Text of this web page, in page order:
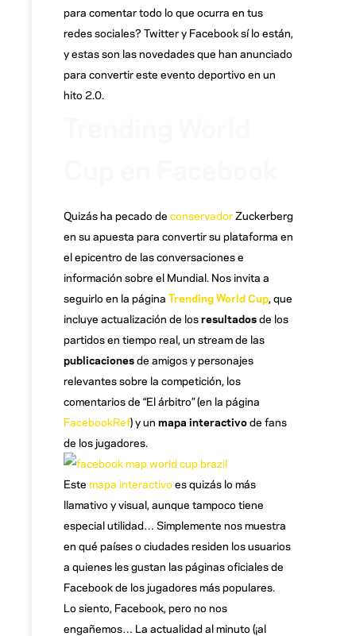
para comentar todo lo que ocurra en tus
redes sociales? Twitter y Facebook sí lo están,
y estas son las novedades que han anunciado
para convertir este evento deportivo en un
hito 2.0.
Quizás ha pecado de conservadorZuckerberg
en su apuesta para convertir su plataforma en
el epicentro de las conversaciones e
información sobre el Mundial. Nos invita a
seguirlo en la página Trending World Cup , que
incluye actualización de losresultadosde los
partidos en tiempo real, un stream de las
publicacionesde amigos y personajes
relevantes sobre la competición, los
comentarios de “Elárbitro” (en la página
FacebookRef) y un mapa interactivode fans
de los jugadores.
Este mapa interactivo es quizás lo más
llamativo y visual, aunque tampoco tiene
especial utilidad… Simplemente nos muestra
en qué países o ciudades residen los usuarios
a quienes les gustan las páginas oficiales de
Facebook de los jugadores más populares.
Lo siento, Facebook, pero no nos
engañemos… La actualidad al minuto (¡al